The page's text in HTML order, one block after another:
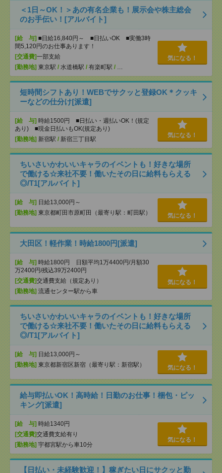
＜1日～OK！＞あの有名企業も！展示会や株主総会
のお手伝い！[アルバイト]
[給 与] ■日給16,840円～ ■日払いOK ■実働3時
間5,120円のお仕事あります！
[交通費]一部支給
[勤務地] 東京駅 / 水道橋駅 / 有楽町駅 / …
気になる！
短時間シフトあり！WEBでサクッと登録OK＊クッキ
ーなどの仕分け[派遣]
[給 与] 時給1500円 ■日払い・週払いOK！(規定
あり) ■現金日払いもOK(規定あり)
[勤務地] 新宿駅 / 新宿三丁目駅
気になる！
ちいさいかわいいキャラのイベントも！好きな場所
で働ける☆来社不要！働いたその日に給料もらえる
◎/T1[アルバイト]
[給 与] 日給13,000円～
[勤務地] 東京都町田市原町田（最寄り駅：町田駅） 気になる！
大田区！軽作業！時給1800円[派遣]
[給 与] 時給1800円 日額平均1万4400円/月額30
万2400円/残込39万2400円
[交通費]交通費支給（規定あり）
[勤務地] 流通センター駅から車
気になる！
ちいさいかわいいキャラのイベントも！好きな場所
で働ける☆来社不要！働いたその日に給料もらえる
◎/T1[アルバイト]
[給 与] 日給13,000円～
[勤務地] 東京都新宿区新宿（最寄り駅：新宿駅） 気になる！
給与即払いOK！高時給！日勤のお仕事！梱包・ピッ
キング[派遣]
[給 与] 時給1340円
[交通費]交通費支給有り
[勤務地] 宇都宮駅から車10分
気になる！
【日払い・未経験歓迎！】稼ぎたい日にサクッと勤